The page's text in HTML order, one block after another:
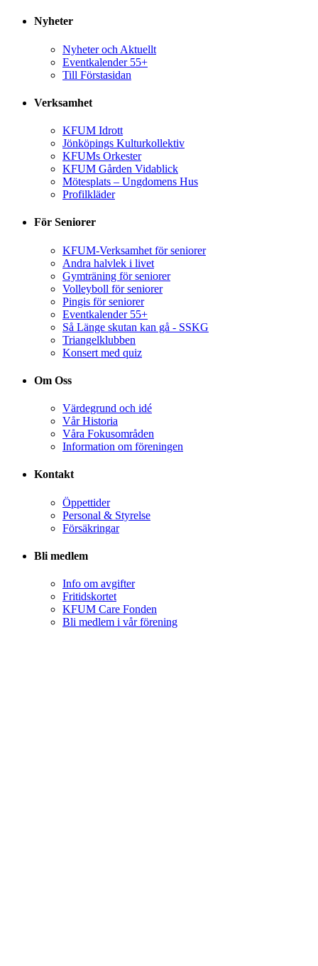
Nyheter
Nyheter och Aktuellt
Eventkalender 55+
Till Förstasidan
Verksamhet
KFUM Idrott
Jönköpings Kulturkollektiv
KFUMs Orkester
KFUM Gården Vidablick
Mötesplats – Ungdomens Hus
Profilkläder
För Seniorer
KFUM-Verksamhet för seniorer
Andra halvlek i livet
Gymträning för seniorer
Volleyboll för seniorer
Pingis för seniorer
Eventkalender 55+
Så Länge skutan kan gå - SSKG
Triangelklubben
Konsert med quiz
Om Oss
Värdegrund och idé
Vår Historia
Våra Fokusområden
Information om föreningen
Kontakt
Öppettider
Personal & Styrelse
Försäkringar
Bli medlem
Info om avgifter
Fritidskortet
KFUM Care Fonden
Bli medlem i vår förening